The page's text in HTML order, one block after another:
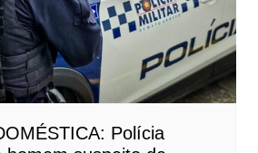
Polícia